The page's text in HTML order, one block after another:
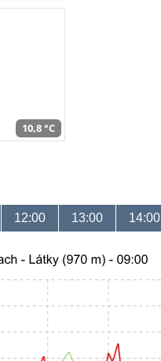
10,8 °C
12:00 13:00 14:00